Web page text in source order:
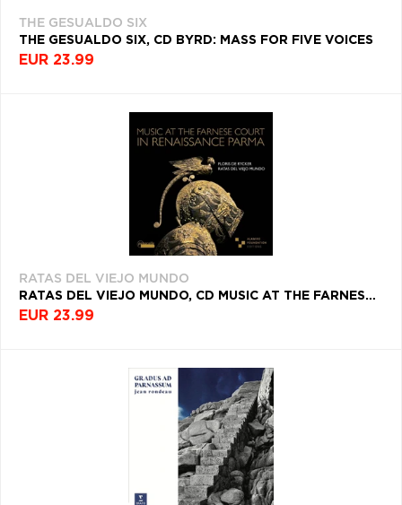
THE GESUALDO SIX
THE GESUALDO SIX, CD BYRD: MASS FOR FIVE VOICES
EUR 23.99
RATAS DEL VIEJO MUNDO
RATAS DEL VIEJO MUNDO, CD MUSIC AT THE FARNESE COURT IN RENAISSANCE PARMA
EUR 23.99